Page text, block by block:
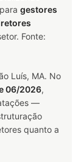
gestores
Fonte:
Luís, MA. No
06/2026,
—
quanto a